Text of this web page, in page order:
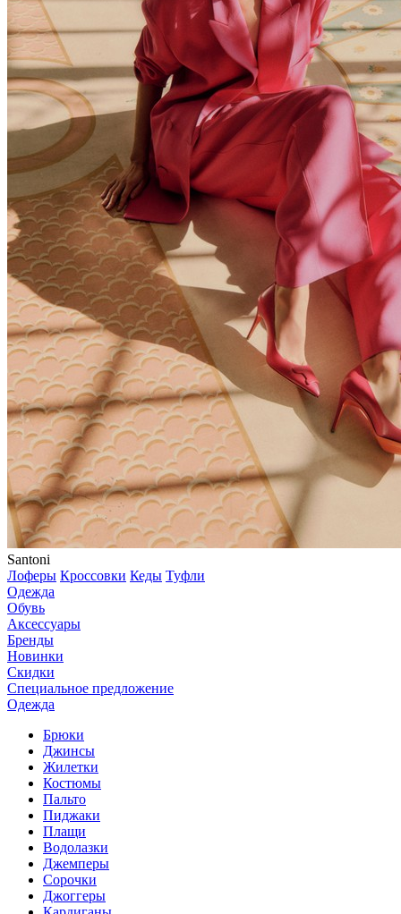
Santoni
Лоферы Кроссовки Кеды Туфли
Одежда
Обувь
Аксессуары
Бренды
Новинки
Скидки
Специальное предложение
Одежда
Брюки
Джинсы
Жилетки
Костюмы
Пальто
Пиджаки
Плащи
Водолазки
Джемперы
Сорочки
Джоггеры